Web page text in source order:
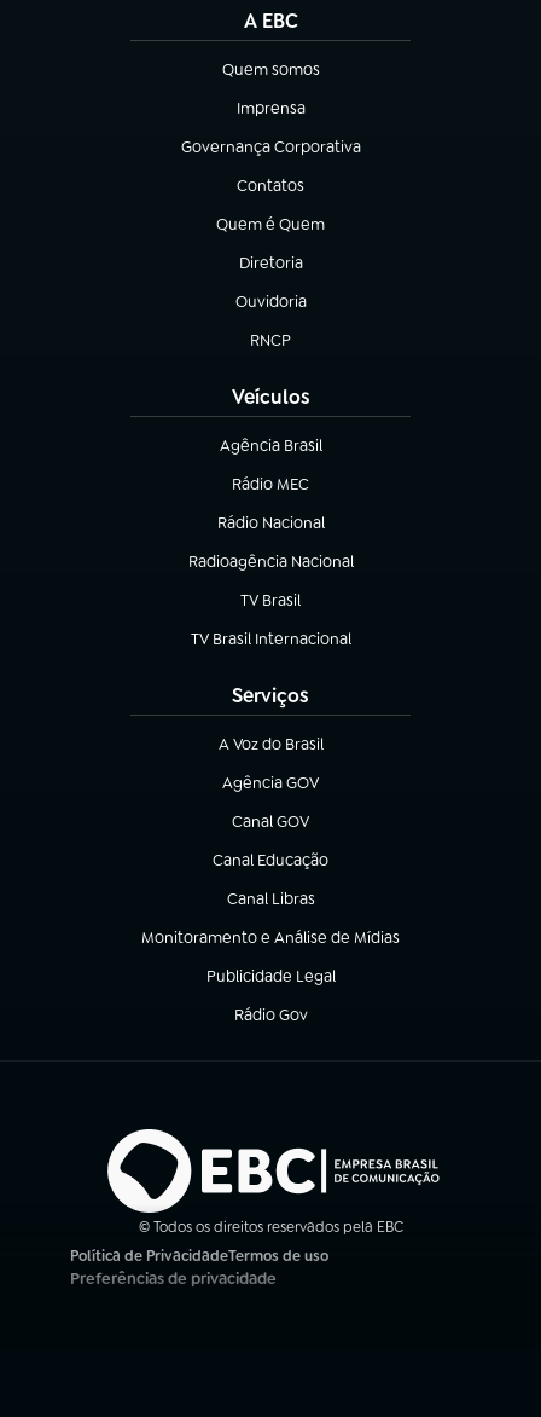
A EBC
Quem somos
(abre em nova aba)
Imprensa
(abre em nova aba)
Governança Corporativa
(abre em nova aba)
Contatos
(abre em nova aba)
Quem é Quem
(abre em nova aba)
Diretoria
(abre em nova aba)
Ouvidoria
(abre em nova aba)
RNCP
(abre em nova aba)
Veículos
Agência Brasil
(abre em nova aba)
Rádio MEC
Rádio Nacional
(abre em nova aba)
Radioagência Nacional
(abre em nova aba)
TV Brasil
(abre em nova aba)
TV Brasil Internacional
(abre em nova aba)
Serviços
A Voz do Brasil
(abre em nova aba)
Agência GOV
(abre em nova aba)
Canal GOV
(abre em nova aba)
Canal Educação
(abre em nova aba)
Canal Libras
(abre em nova aba)
Monitoramento e Análise de Mídias
(abre em nova aba)
Publicidade Legal
(abre em nova aba)
Rádio Gov
(abre em nova aba)
© Todos os direitos reservados pela EBC
Política de Privacidade
(abre em nova aba)
Termos de uso
(abre em nova aba)
Preferências de privacidade